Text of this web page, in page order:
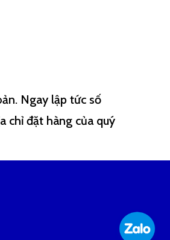
Ngay lập tức số
chỉ đặt hàng của quý